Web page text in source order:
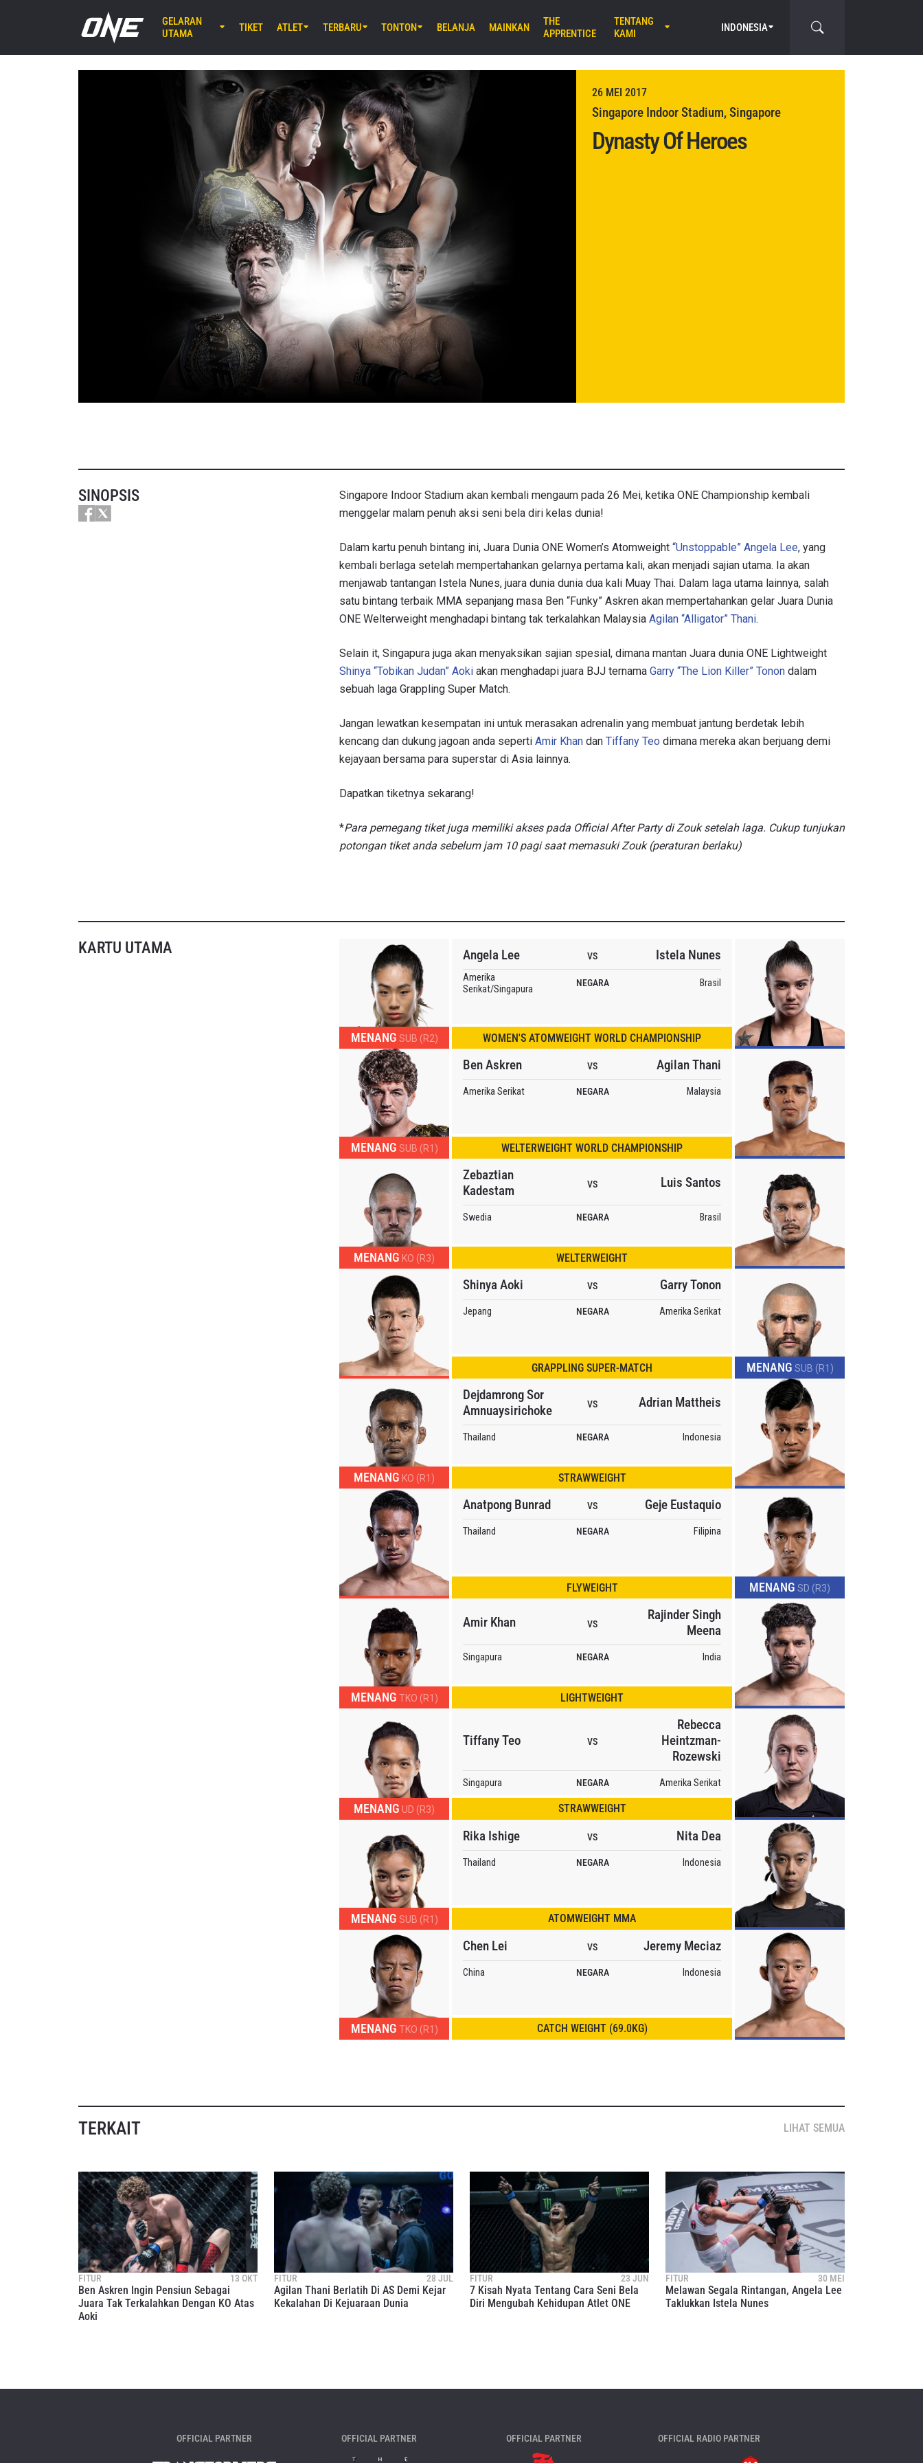
GELARAN
UTAMA
EBARA WAVE Arena Ota, Tokyo
ONE SAMURAI 2
AGU 14 (JUM) 11:30 UTC
Lumpinee Stadium, Bangkok
ONE Friday Fights 166 & The Inner Circle
TIKET ATLET TERBARU TONTON BELANJA MAINKAN
THE
APPRENTICE
TENTANG
KAMI
INDONESIA
Gelaran
26 MEI 2017
Singapore Indoor Stadium, Singapore
Dynasty Of Heroes
SINOPSIS
Singapore Indoor Stadium akan kembali mengaum pada 26 Mei, ketika ONE Championship kembali
menggelar malam penuh aksi seni bela diri kelas dunia!
Dalam kartu penuh bintang ini, Juara Dunia ONE Women’s Atomweight “Unstoppable” Angela Lee, yang
kembali berlaga setelah mempertahankan gelarnya pertama kali, akan menjadi sajian utama. Ia akan
menjawab tantangan Istela Nunes, juara dunia dunia dua kali Muay Thai. Dalam laga utama lainnya, salah
satu bintang terbaik MMA sepanjang masa Ben “Funky” Askren akan mempertahankan gelar Juara Dunia
ONE Welterweight menghadapi bintang tak terkalahkan Malaysia Agilan “Alligator” Thani.
Selain it, Singapura juga akan menyaksikan sajian spesial, dimana mantan Juara dunia ONE Lightweight
Shinya “Tobikan Judan” Aoki akan menghadapi juara BJJ ternama Garry “The Lion Killer” Tonon dalam
sebuah laga Grappling Super Match.
Jangan lewatkan kesempatan ini untuk merasakan adrenalin yang membuat jantung berdetak lebih
kencang dan dukung jagoan anda seperti Amir Khan dan Tiffany Teo dimana mereka akan berjuang demi
kejayaan bersama para superstar di Asia lainnya.
Dapatkan tiketnya sekarang!
*Para pemegang tiket juga memiliki akses pada Official After Party di Zouk setelah laga. Cukup tunjukan
potongan tiket anda sebelum jam 10 pagi saat memasuki Zouk (peraturan berlaku)
KARTU UTAMA
WOMEN'S ATOMWEIGHT WORLD CHAMPIONSHIP
MENANG SUB (R2)
Angela Lee VS Istela Nunes
Amerika
Serikat/Singapura
NEGARA Brasil
WELTERWEIGHT WORLD CHAMPIONSHIP
MENANG SUB (R1)
Ben Askren VS Agilan Thani
Amerika Serikat NEGARA Malaysia
WELTERWEIGHT
MENANG KO (R3)
Zebaztian
Kadestam
VS Luis Santos
Swedia NEGARA Brasil
GRAPPLING SUPER-MATCH MENANG SUB (R1)
Shinya Aoki VS Garry Tonon
Jepang NEGARA Amerika Serikat
STRAWWEIGHT
MENANG KO (R1)
Dejdamrong Sor
Amnuaysirichoke
VS Adrian Mattheis
Thailand NEGARA Indonesia
FLYWEIGHT MENANG SD (R3)
Anatpong Bunrad VS Geje Eustaquio
Thailand NEGARA Filipina
LIGHTWEIGHT
MENANG TKO (R1)
Amir Khan VS
Rajinder Singh
Meena
Singapura NEGARA India
STRAWWEIGHT
MENANG UD (R3)
Tiffany Teo VS
Rebecca
Heintzman-
Rozewski
Singapura NEGARA Amerika Serikat
ATOMWEIGHT MMA
MENANG SUB (R1)
Rika Ishige VS Nita Dea
Thailand NEGARA Indonesia
CATCH WEIGHT (69.0KG)
MENANG TKO (R1)
Chen Lei VS Jeremy Meciaz
China NEGARA Indonesia
TERKAIT LIHAT SEMUA
FITUR 13 OKT
Ben Askren Ingin Pensiun Sebagai
Juara Tak Terkalahkan Dengan KO Atas
Aoki
FITUR 28 JUL
Agilan Thani Berlatih Di AS Demi Kejar
Kekalahan Di Kejuaraan Dunia
FITUR 23 JUN
7 Kisah Nyata Tentang Cara Seni Bela
Diri Mengubah Kehidupan Atlet ONE
FITUR 30 MEI
Melawan Segala Rintangan, Angela Lee
Taklukkan Istela Nunes
OFFICIAL PARTNER OFFICIAL PARTNER OFFICIAL PARTNER OFFICIAL RADIO PARTNER
LAWAN
GELARAN
LIHAT SOROTAN TERBAIK
IKUTI PERKEMBANGAN TERBARU
Bawa ONE Championship kemana pun anda pergi! Daftar sekarang untuk mendapat
akses ke berita terbaru, tawaran spesial, dan akses awal untuk kursi terbaik di
gelaran langsung kami.
BERLANGGANAN
Dengan mengirimkan formulir ini, anda menyetujui pengumpulan, penggunaan dan
pembukaan informasi anda berdasarkanKebijakan Privasikami. Anda dapat
membatalkan (unsubscribe) dari jenis komunikasi ini kapan saja.